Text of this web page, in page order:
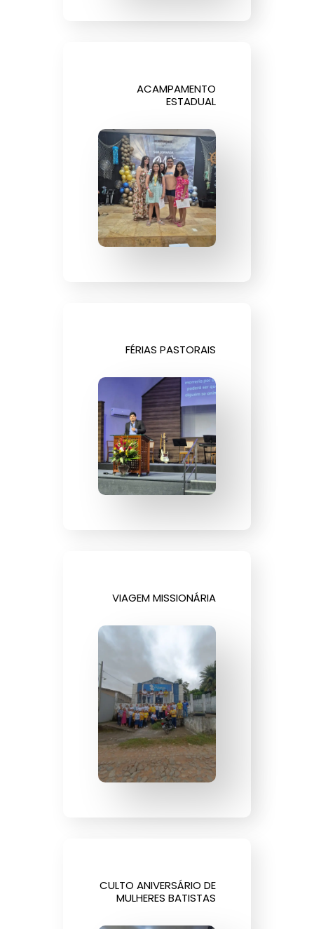
ACAMPAMENTO
ESTADUAL
FÉRIAS PASTORAIS
VIAGEM MISSIONÁRIA
CULTO ANIVERSÁRIO DE
MULHERES BATISTAS